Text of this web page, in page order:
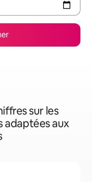
sur les
adaptées aux